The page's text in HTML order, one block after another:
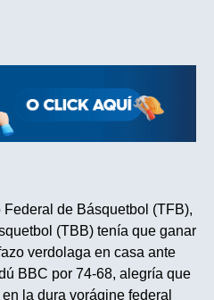
de Básquetbol (TFB),
(TBB) tenía que ganar
verdolaga en casa ante
BBC por 74-68, alegría que
la dura vorágine federal